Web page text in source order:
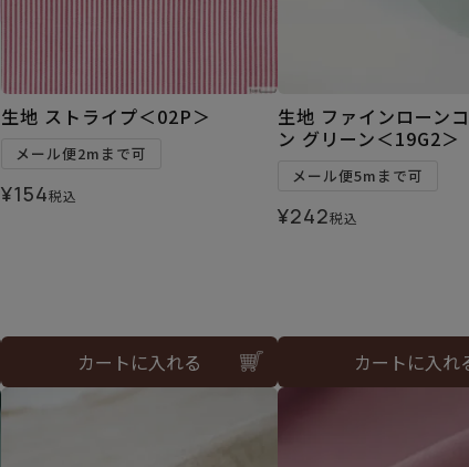
生地 ストライプ＜02P＞
メール便2mまで可
¥154税込
カートに入れる
生地 ファインローン
ン グリーン＜19G2＞
メール便5mまで可
¥242税込
カートに入れ